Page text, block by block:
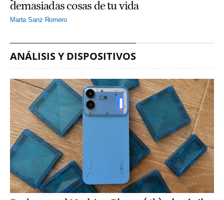
demasiadas cosas de tu vida
Marta Sanz Romero
ANÁLISIS Y DISPOSITIVOS